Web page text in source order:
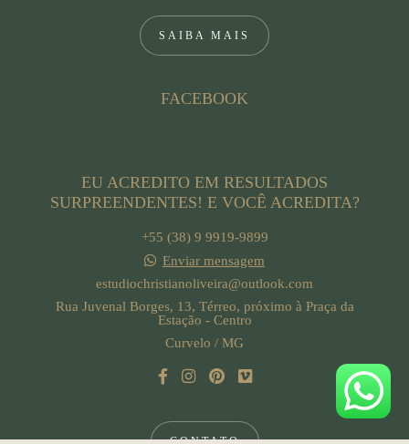
SAIBA MAIS
FACEBOOK
EU ACREDITO EM RESULTADOS
SURPREENDENTES! E VOCÊ ACREDITA?
+55 (38) 9 9919-9899
Enviar mensagem
estudiochristianoliveira@outlook.com
Rua Juvenal Borges, 13, Térreo, próximo à Praça da
Estação - Centro
Curvelo / MG
CONTATO